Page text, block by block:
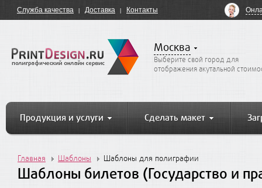
Служба качества Доставка Контакты
Москва
Выберите свой город для
отображения акутальной
Продукция и услуги Сделать макет
Главная Шаблоны Шаблоны для полиграфии
Шаблоны билетов (Государство и